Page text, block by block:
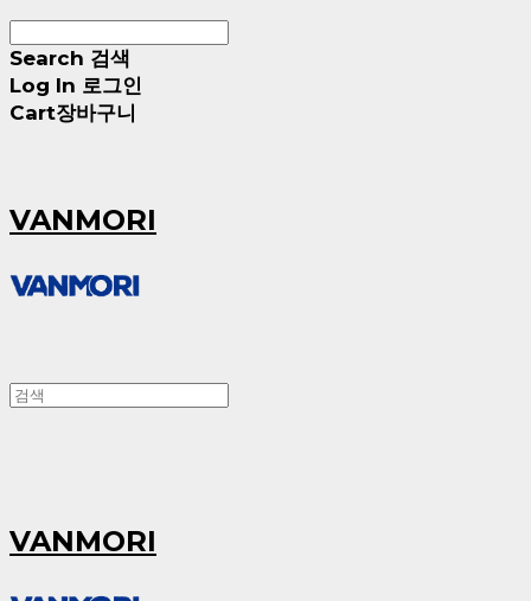
Search 검색
Log In 로그인
Cart장바구니
VANMORI
VANMORI